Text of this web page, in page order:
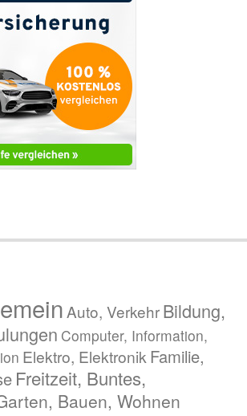
Auto, VerkehrBildung,
Computer, Information,
Elektro, Elektronik Familie,
Freitzeit, Buntes,
Bauen, Wohnen